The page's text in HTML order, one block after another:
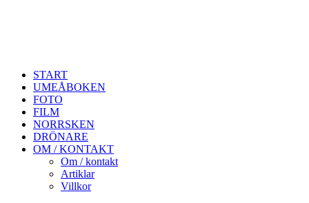
START
UMEÅBOKEN
FOTO
FILM
NORRSKEN
DRÖNARE
OM / KONTAKT
Om / kontakt
Artiklar
Villkor